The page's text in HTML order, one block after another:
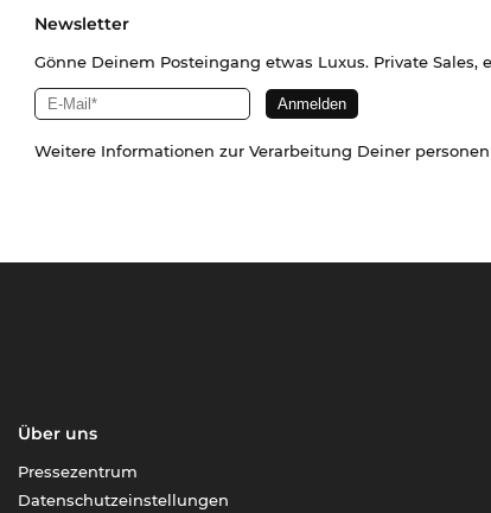
Newsletter
Gönne Deinem Posteingang etwas Luxus. Private
Weitere Informationen zur Verarbeitung Deiner
Über uns
Pressezentrum
Datenschutzeinstellungen